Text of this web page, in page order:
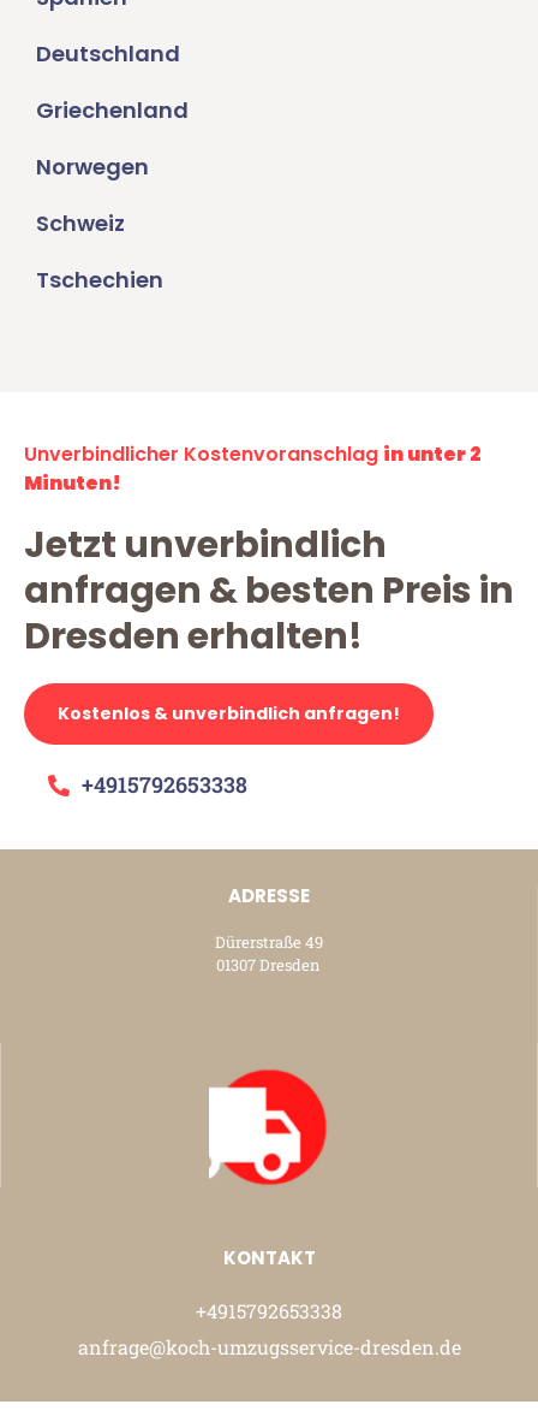
Deutschland
Griechenland
Norwegen
Schweiz
Tschechien
Unverbindlicher Kostenvoranschlag in unter 2
Minuten!
Jetzt unverbindlich
anfragen & besten Preis in
Dresden erhalten!
Kostenlos & unverbindlich anfragen!
+4915792653338
ADRESSE
Dürerstraße 49
01307 Dresden
KONTAKT
+4915792653338
anfrage@koch-umzugsservice-dresden.de